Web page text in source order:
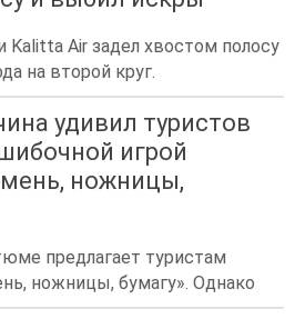
Kalitta Air задел хвостом полосу
на второй круг.
удивил туристов
игрой
ножницы,
предлагает туристам
ножницы, бумагу». Однако